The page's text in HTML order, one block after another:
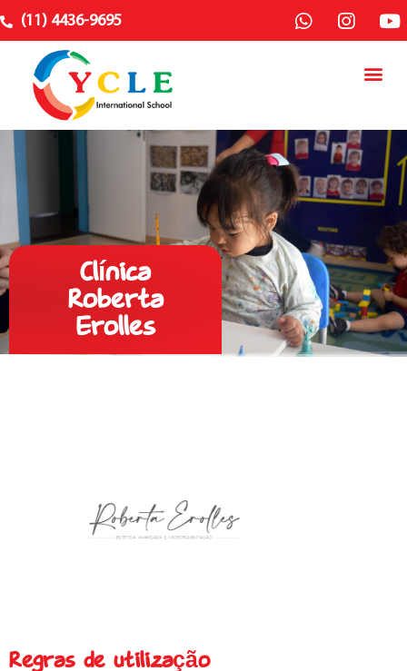
(11) 4436-9695
Clínica
Roberta
Erolles
Regras de utilização